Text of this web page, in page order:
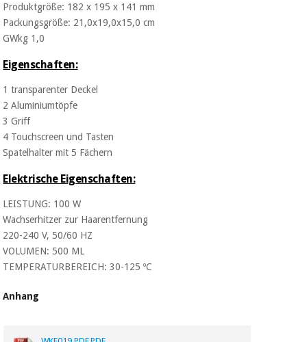
(ausverkauf)
Produktgröße: 182 x 195 x 141 mm
Packungsgröße: 21,0x19,0x15,0 cm
GWkg 1,0
Eigenschaften:
1 transparenter Deckel
2 Aluminiumtöpfe
3 Griff
4 Touchscreen und Tasten
Spatelhalter mit 5 Fächern
Elektrische Eigenschaften:
LEISTUNG: 100 W
Wachserhitzer zur Haarentfernung
220-240 V, 50/60 HZ
VOLUMEN: 500 ML
TEMPERATURBEREICH: 30-125 ºC
Anhang